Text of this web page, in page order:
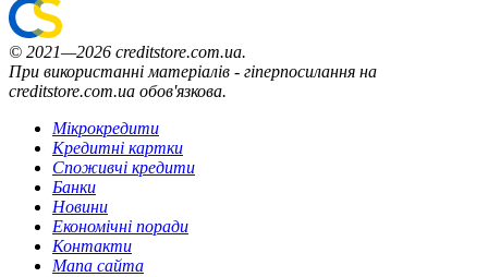
© 2021—2026 creditstore.com.ua.
При використанні матеріалів - гіперпосилання на
creditstore.com.ua обов'язкова.
Мікрокредити
Кредитні картки
Споживчі кредити
Банки
Новини
Економічні поради
Контакти
Мапа сайта